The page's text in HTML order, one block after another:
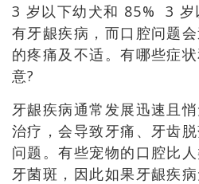
3 岁以下幼犬和 85% 3 岁
有牙龈疾病，而口腔问题
的疼痛及不适。有哪些症
意?
牙龈疾病通常发展迅速且
治疗，会导致牙痛、牙齿
问题。有些宠物的口腔比
牙菌斑，因此如果牙龈疾